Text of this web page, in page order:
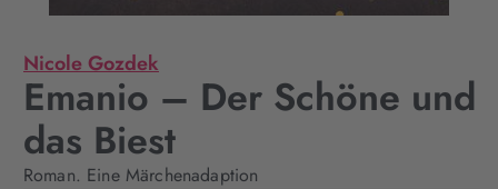
Nicole Gozdek
Emanio – Der Schöne und
das Biest
Roman. Eine Märchenadaption